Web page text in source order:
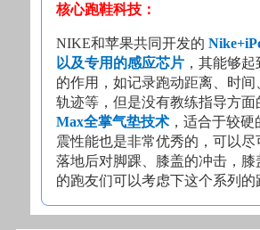
核心跑鞋科技：
NIKE和苹果共同开发的
以及专用的感应芯片 ，其能够
的作用，如记录跑动距离、时间
轨迹等，但是没有教练指导方面
Max全掌气垫技术 ，适合于较
震性能也是非常优秀的，可以尽
落地后对脚踝、膝盖的冲击，膝
的跑友们可以考虑下这个系列的